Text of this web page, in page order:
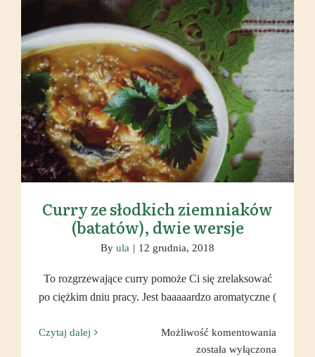
Curry ze słodkich ziemniaków
(batatów), dwie wersje
Curry ze słodkich ziemniaków
(batatów), dwie wersje
By ula | 12 grudnia, 2018
To rozgrzewające curry pomoże Ci się zrelaksować
po ciężkim dniu pracy. Jest baaaaardzo aromatyczne (
Czytaj dalej Możliwość komentowania
została wyłączona